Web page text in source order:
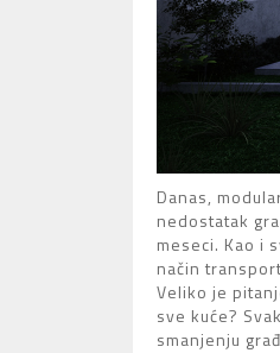
Danas,
nedostatak
meseci. Kao i
način
Veliko je
sve kuće?
smanjenju